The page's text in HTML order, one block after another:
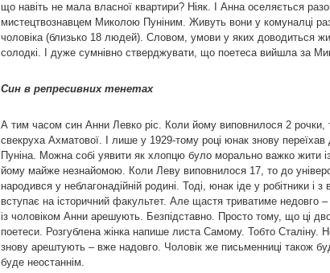
що навіть не мала власної квартири? Ніяк. І Анна оселяється
мистецтвознавцем Миколою Пуніним. Живуть вони у комуналці
чоловіка (близько 18 людей). Словом, умови у яких доводиться
солодкі. І дуже сумнівно стверджувати, що поетеса вийшла за
Син в репресивних тенетах
А тим часом син Анни Левко ріс. Коли йому виповнилося 2 рочки,
свекруха Ахматової. І лише у 1929-тому році юнак знову
Пуніна. Можна собі уявити як хлопцю було морально важко жити
йому майже незнайомою. Коли Леву виповнилося 17, то до
народився у неблагонадійній родині. Тоді, юнак іде у робітники і
вступає на історичний факультет. Але щастя триватиме недовго
із чоловіком Анни арешують. Безпідставно. Просто тому, що ці
поетеси. Розгублена жінка напише листа Самому. Тобто Сталіну.
знову арештують – вже надовго. Чоловік же письменниці також
буде неостаннім.